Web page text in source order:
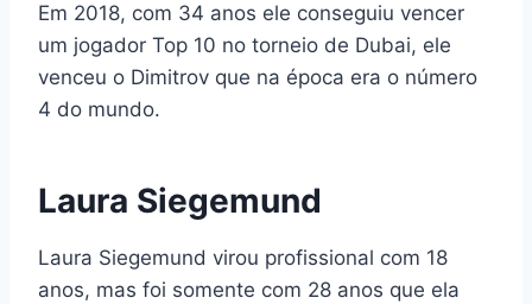
Em 2018, com 34 anos ele conseguiu vencer
um jogador Top 10 no torneio de Dubai, ele
venceu o Dimitrov que na época era o número
4 do mundo.
Laura Siegemund
Laura Siegemund virou profissional com 18
anos, mas foi somente com 28 anos que ela